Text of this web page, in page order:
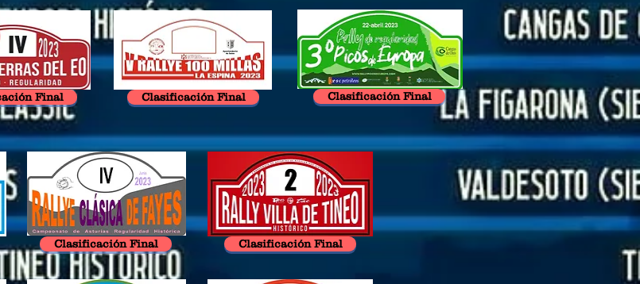
Final Clasificación Final Clasificación Final
Clasificación Final Clasificación Final